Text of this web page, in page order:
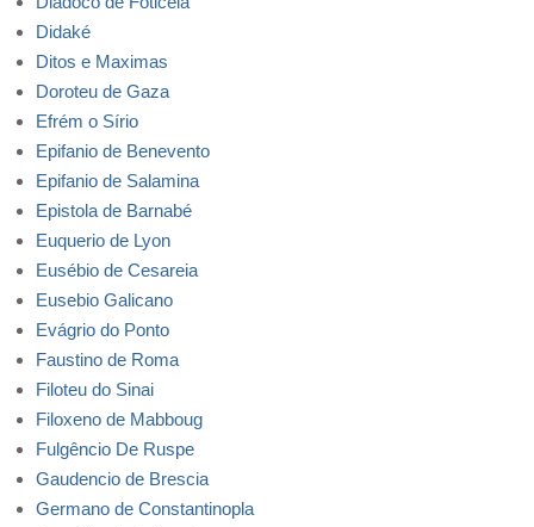
Didaké
Ditos e Maximas
Doroteu de Gaza
Efrém o Sírio
Epifanio de Benevento
Epifanio de Salamina
Epistola de Barnabé
Euquerio de Lyon
Eusébio de Cesareia
Eusebio Galicano
Evágrio do Ponto
Faustino de Roma
Filoteu do Sinai
Filoxeno de Mabboug
Fulgêncio De Ruspe
Gaudencio de Brescia
Germano de Constantinopla